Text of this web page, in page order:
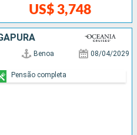
US$ 3,748
Benoa 08/04/2029
Pensão completa